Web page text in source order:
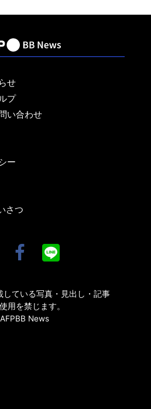
せ
プ
い合わせ
ー
さつ
している写真・見出し・記事
用を禁じます。
News